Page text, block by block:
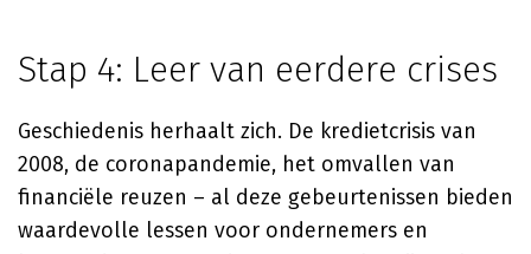
Stap 4: Leer van eerdere crises
Geschiedenis herhaalt zich. De kredietcrisis van
2008, de coronapandemie, het omvallen van
financiële reuzen – al deze gebeurtenissen bieden
waardevolle lessen voor ondernemers en